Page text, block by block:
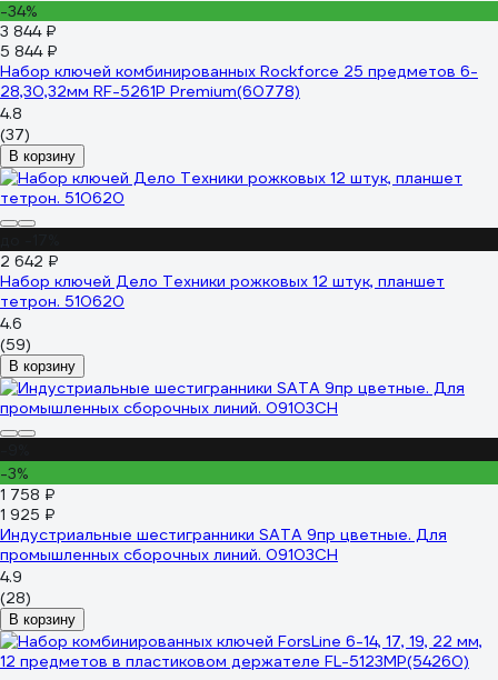
-34%
3 844 ₽
5 844 ₽
Набор ключей комбинированных Rockforce 25 предметов 6-
28,30,32мм RF-5261P Premium(60778)
4.8
(37)
В корзину
2 642 ₽
Набор ключей Дело Техники рожковых 12 штук, планшет
тетрон. 510620
4.6
(59)
В корзину
-3%
1 758 ₽
1 925 ₽
Индустриальные шестигранники SATA 9пр цветные. Для
промышленных сборочных линий. 09103CH
4.9
(28)
В корзину